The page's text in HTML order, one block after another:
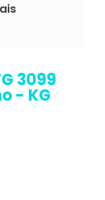
3099
- KG